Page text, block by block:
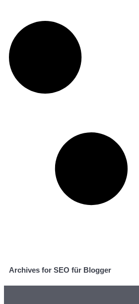
Archives for SEO für Blogger